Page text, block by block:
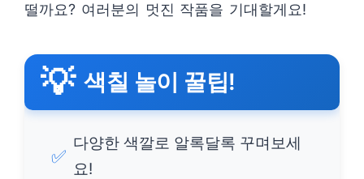
떨까요? 여러분의 멋진 작품을 기대할게요!
💡 색칠 놀이 꿀팁!
✅
다양한 색깔로 알록달록 꾸며보세
요!